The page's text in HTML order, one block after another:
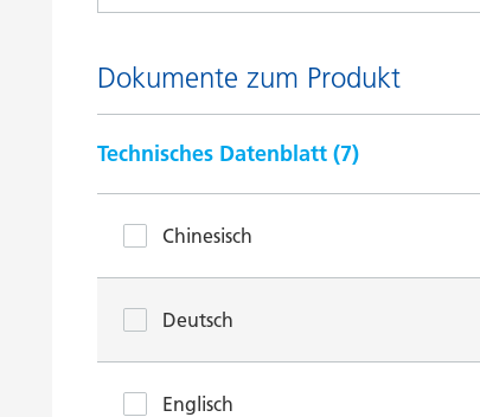
Dokumente zum Produkt
Technisches Datenblatt (7)
Chinesisch
Deutsch
Englisch